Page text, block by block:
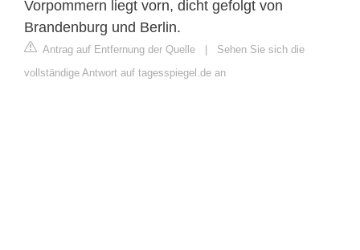
Vorpommern liegt vorn, dicht gefolgt von
Brandenburg und Berlin.
Antrag auf Entfernung der Quelle
Sehen Sie sich die
vollständige Antwort auf tagesspiegel.de an